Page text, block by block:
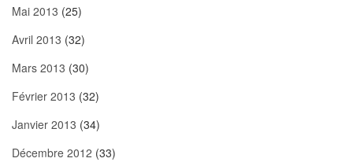
Mai 2013 (25)
Avril 2013 (32)
Mars 2013 (30)
Février 2013 (32)
Janvier 2013 (34)
Décembre 2012 (33)